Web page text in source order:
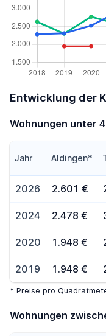
Entwicklung der
Wohnungen unter
Jahr Aldingen*
2026 2.601 €
2024 2.478 €
2020 1.948 €
2019 1.948 €
* Preise pro
Wohnungen